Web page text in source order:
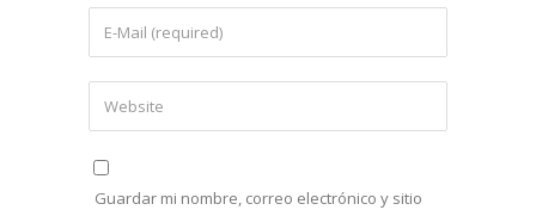
Guardar mi nombre, correo electrónico y sitio